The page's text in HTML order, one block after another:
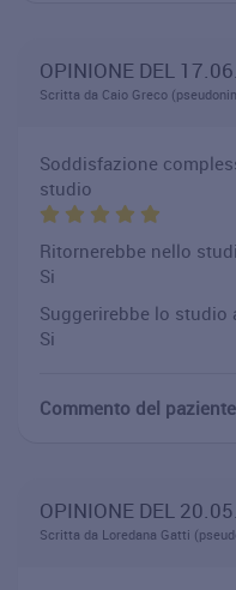
OPINIONE DEL
Scritta da Caio Greco
Soddisfazione
studio
Ritornerebbe nello
Si
Suggerirebbe lo studio
Si
Commento del
OPINIONE DEL
Scritta da Loredana Gatti